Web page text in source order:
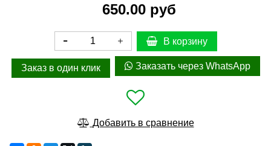
650.00 руб
В корзину
Заказ в один клик Заказать через WhatsApp
Добавить в сравнение